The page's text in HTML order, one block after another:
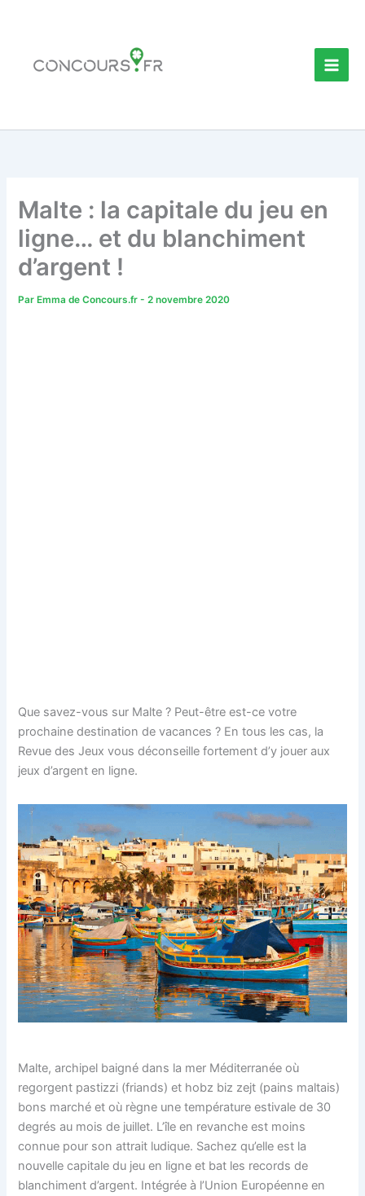
Malte : la capitale du jeu en
ligne… et du blanchiment
d’argent !
Par Emma de Concours.fr-2 novembre 2020
Que savez-vous sur Malte ? Peut-être est-ce votre
prochaine destination de vacances ? En tous les cas, la
Revue des Jeux vous déconseille fortement d’y jouer aux
jeux d’argent en ligne.
Malte, archipel baigné dans la mer Méditerranée où
regorgent pastizzi (friands) et hobz biz zejt (pains maltais)
bons marché et où règne une température estivale de 30
degrés au mois de juillet. L’île en revanche est moins
connue pour son attrait ludique. Sachez qu’elle est la
nouvelle capitale du jeu en ligne et bat les records de
blanchiment d’argent. Intégrée à l’Union Européenne en